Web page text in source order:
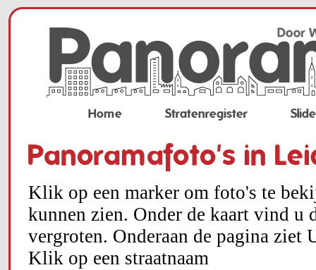
Home Stratenregister
Panoramafoto's in
Klik op een marker om foto's te
kunnen zien. Onder de kaart vind
vergroten. Onderaan de pagina ziet
Klik op een straatnaam